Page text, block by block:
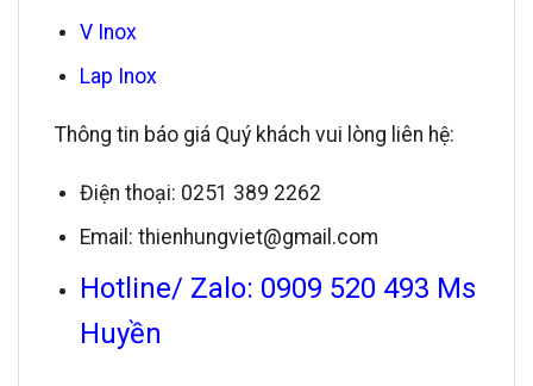
V Inox
Lap Inox
Thông tin báo giá Quý khách vui lòng liên hệ:
Điện thoại: 0251 389 2262
Email: thienhungviet@gmail.com
Hotline/ Zalo: 0909 520 493 Ms
Huyền